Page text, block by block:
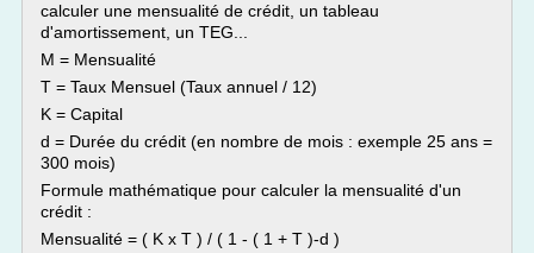
calculer une mensualité de crédit, un tableau
d'amortissement, un TEG...
M = Mensualité
T = Taux Mensuel (Taux annuel / 12)
K = Capital
d = Durée du crédit (en nombre de mois : exemple 25 ans =
300 mois)
Formule mathématique pour calculer la mensualité d'un
crédit :
Mensualité = ( K x T ) / ( 1 - ( 1 + T )-d )